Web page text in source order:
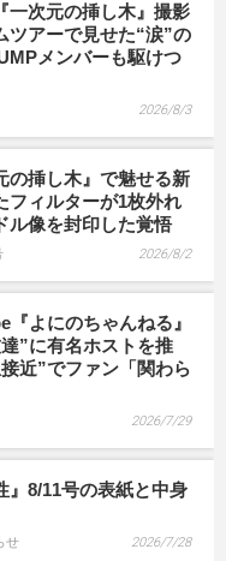
一次元の挿し木』撮影
ツアーで見せた“涙”の
メンバーも駆けつ
2026/8/3
の挿し木』で魅せる新
フィルターが1枚外れ
ル像を封印した覚悟
2026/8/2
よにのちゃんねる』
”に有名ホストを推
近”でファン「関わら
2026/7/29
』8/11号の表紙と中身
せ 2026/7/28